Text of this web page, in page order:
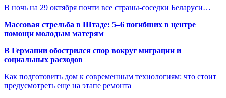
В ночь на 29 октября почти все страны-соседки Беларуси…
Массовая стрельба в Штаде: 5–6 погибших в центре
помощи молодым матерям
В Германии обострился спор вокруг миграции и
социальных расходов
Как подготовить дом к современным технологиям: что стоит
предусмотреть еще на этапе ремонта